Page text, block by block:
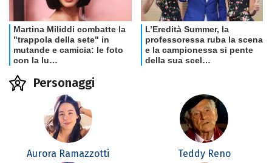
Personaggi
Aurora Ramazzotti Teddy Reno